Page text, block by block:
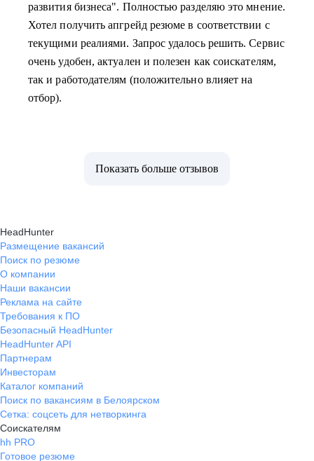
развития бизнеса". Полностью разделяю это мнение.
Хотел получить апгрейд резюме в соответствии с
текущими реалиями. Запрос удалось решить. Сервис
очень удобен, актуален и полезен как соискателям,
так и работодателям (положительно влияет на
отбор).
Показать больше отзывов
HeadHunter
Размещение вакансий
Поиск по резюме
О компании
Наши вакансии
Реклама на сайте
Требования к ПО
Безопасный HeadHunter
HeadHunter API
Партнерам
Инвесторам
Каталог компаний
Поиск по вакансиям в Белоярском
Сетка: соцсеть для нетворкинга
Соискателям
hh PRO
Готовое резюме